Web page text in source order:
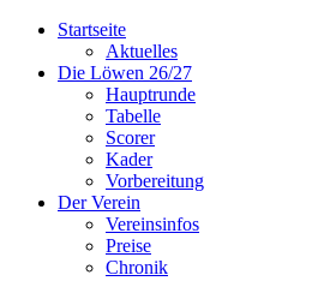
Startseite
Aktuelles
Die Löwen 26/27
Hauptrunde
Tabelle
Scorer
Kader
Vorbereitung
Der Verein
Vereinsinfos
Preise
Chronik